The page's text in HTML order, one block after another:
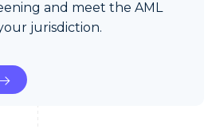
and meet the AML
jurisdiction.